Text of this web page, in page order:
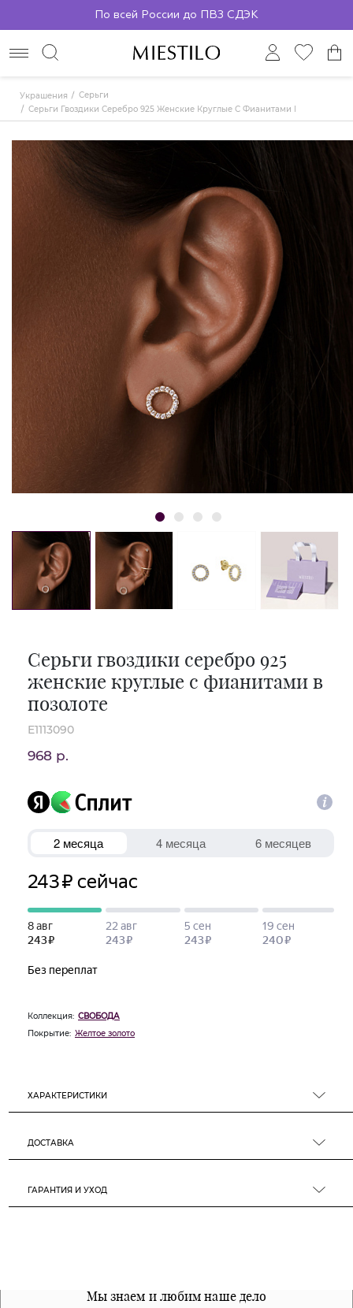
По всей России до ПВЗ СДЭК
Украшения
Серьги
Серьги Гвоздики Серебро 925 Женские Круглые С Фианитами В Позолоте
Серьги гвоздики серебро 925
женские круглые с фианитами в
позолоте
E1113090
968 р.
Коллекция: СВОБОДА
Покрытие: Желтое золото
ХАРАКТЕРИСТИКИ
ДОСТАВКА
ГАРАНТИЯ И УХОД
Мы знаем и любим наше дело
Все наши материалы гипоалергенны
Примерка перед покупкой